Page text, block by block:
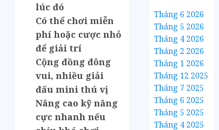
lúc đó
Có thể chơi miễn
phí hoặc cược nhỏ
để giải trí
Cộng đồng đông
vui, nhiều giải
đấu mini thú vị
Nâng cao kỹ năng
cực nhanh nếu
Tháng 6 2026
Tháng 5 2026
Tháng 4 2026
Tháng 2 2026
Tháng 1 2026
Tháng 12 2025
Tháng 7 2025
Tháng 6 2025
Tháng 5 2025
Tháng 4 2025